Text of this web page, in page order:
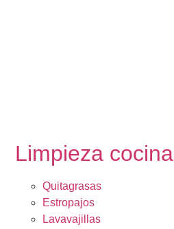
Limpieza cocina
Quitagrasas
Estropajos
Lavavajillas